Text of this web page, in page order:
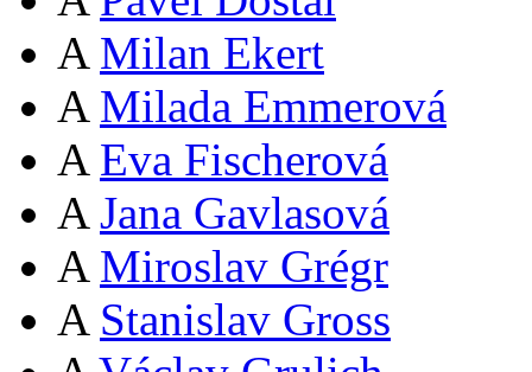
A Milan Ekert
A Milada Emmerová
A Eva Fischerová
A Jana Gavlasová
A Miroslav Grégr
A Stanislav Gross